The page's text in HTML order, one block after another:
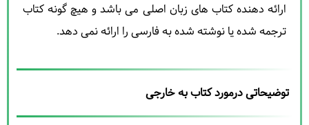
ارائه دهنده کتاب های زبان اصلی می باشد و هیچ گونه کتاب
ترجمه شده یا نوشته شده به فارسی را ارائه نمی دهد.
توضیحاتی درمورد کتاب به خارجی